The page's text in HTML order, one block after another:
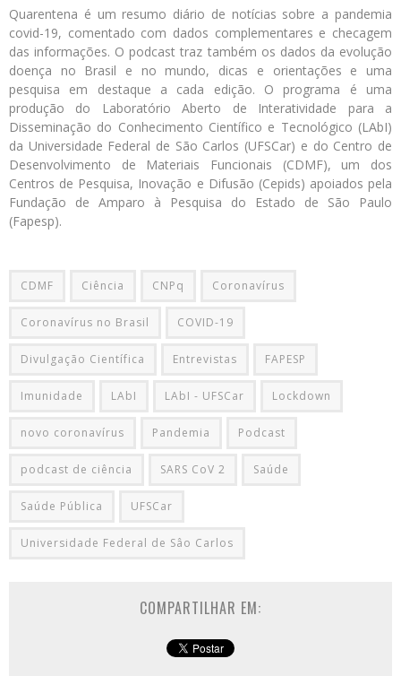
Quarentena é um resumo diário de notícias sobre a pandemia
covid-19, comentado com dados complementares e checagem
das informações. O podcast traz também os dados da evolução
doença no Brasil e no mundo, dicas e orientações e uma
pesquisa em destaque a cada edição. O programa é uma
produção do Laboratório Aberto de Interatividade para a
Disseminação do Conhecimento Científico e Tecnológico (LAbI)
da Universidade Federal de São Carlos (UFSCar) e do Centro de
Desenvolvimento de Materiais Funcionais (CDMF), um dos
Centros de Pesquisa, Inovação e Difusão (Cepids) apoiados pela
Fundação de Amparo à Pesquisa do Estado de São Paulo
(Fapesp).
CDMF Ciência CNPq Coronavírus
Coronavírus no Brasil COVID-19
Divulgação Científica Entrevistas FAPESP
Imunidade LAbI LAbI - UFSCar Lockdown
novo coronavírus Pandemia Podcast
podcast de ciência SARS CoV 2 Saúde
Saúde Pública UFSCar
Universidade Federal de Sâo Carlos
COMPARTILHAR EM: